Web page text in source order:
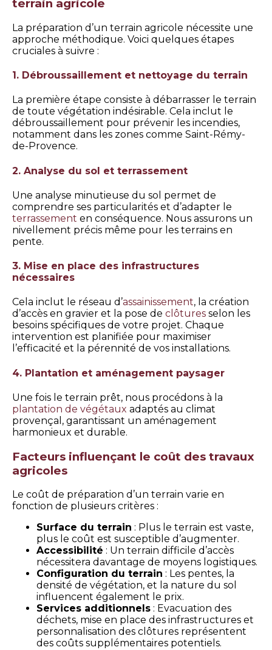
terrain agricole
La préparation d’un terrain agricole nécessite une
approche méthodique. Voici quelques étapes
cruciales à suivre :
1. Débroussaillement et nettoyage du terrain
La première étape consiste à débarrasser le terrain
de toute végétation indésirable. Cela inclut le
débroussaillement pour prévenir les incendies,
notamment dans les zones comme Saint-Rémy-
de-Provence.
2. Analyse du sol et terrassement
Une analyse minutieuse du sol permet de
comprendre ses particularités et d’adapter le
terrassement en conséquence. Nous assurons un
nivellement précis même pour les terrains en
pente.
3. Mise en place des infrastructures
nécessaires
Cela inclut le réseau d’assainissement, la création
d’accès en gravier et la pose de clôtures selon les
besoins spécifiques de votre projet. Chaque
intervention est planifiée pour maximiser
l’efficacité et la pérennité de vos installations.
4. Plantation et aménagement paysager
Une fois le terrain prêt, nous procédons à la
plantation de végétaux adaptés au climat
provençal, garantissant un aménagement
harmonieux et durable.
Facteurs influençant le coût des travaux
agricoles
Le coût de préparation d’un terrain varie en
fonction de plusieurs critères :
Surface du terrain : Plus le terrain est vaste,
plus le coût est susceptible d’augmenter.
Accessibilité : Un terrain difficile d’accès
nécessitera davantage de moyens logistiques.
Configuration du terrain : Les pentes, la
densité de végétation, et la nature du sol
influencent également le prix.
Services additionnels : Evacuation des
déchets, mise en place des infrastructures et
personnalisation des clôtures représentent
des coûts supplémentaires potentiels.